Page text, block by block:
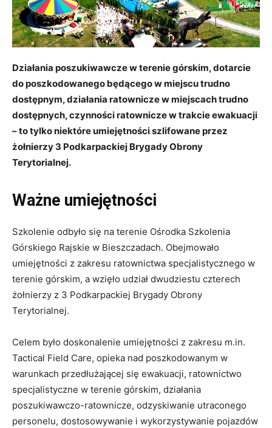
Działania poszukiwawcze w terenie górskim, dotarcie
do poszkodowanego będącego w miejscu trudno
dostępnym, działania ratownicze w miejscach trudno
dostępnych, czynności ratownicze w trakcie ewakuacji
– to tylko niektóre umiejętności szlifowane przez
żołnierzy 3 Podkarpackiej Brygady Obrony
Terytorialnej.
Ważne umiejętności
Szkolenie odbyło się na terenie Ośrodka Szkolenia
Górskiego Rajskie w Bieszczadach. Obejmowało
umiejętności z zakresu ratownictwa specjalistycznego w
terenie górskim, a wzięło udział dwudziestu czterech
żołnierzy z 3 Podkarpackiej Brygady Obrony
Terytorialnej.
Celem było doskonalenie umiejętności z zakresu m.in.
Tactical Field Care, opieka nad poszkodowanym w
warunkach przedłużającej się ewakuacji, ratownictwo
specjalistyczne w terenie górskim, działania
poszukiwawczo-ratownicze, odzyskiwanie utraconego
personelu, dostosowywanie i wykorzystywanie pojazdów